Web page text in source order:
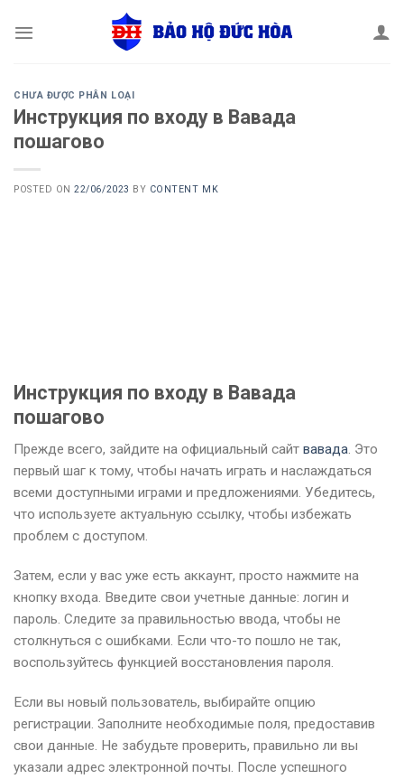
CHƯA ĐƯỢC PHÂN LOẠI
Инструкция по входу в Вавада
пошагово
POSTED ON22/06/2023 BY CONTENT MK
Инструкция по входу в Вавада
пошагово
Прежде всего, зайдите на официальный сайт вавада. Это
первый шаг к тому, чтобы начать играть и наслаждаться
всеми доступными играми и предложениями. Убедитесь,
что используете актуальную ссылку, чтобы избежать
проблем с доступом.
Затем, если у вас уже есть аккаунт, просто нажмите на
кнопку входа. Введите свои учетные данные: логин и
пароль. Следите за правильностью ввода, чтобы не
столкнуться с ошибками. Если что-то пошло не так,
воспользуйтесь функцией восстановления пароля.
Если вы новый пользователь, выбирайте опцию
регистрации. Заполните необходимые поля, предоставив
свои данные. Не забудьте проверить, правильно ли вы
указали адрес электронной почты. После успешного